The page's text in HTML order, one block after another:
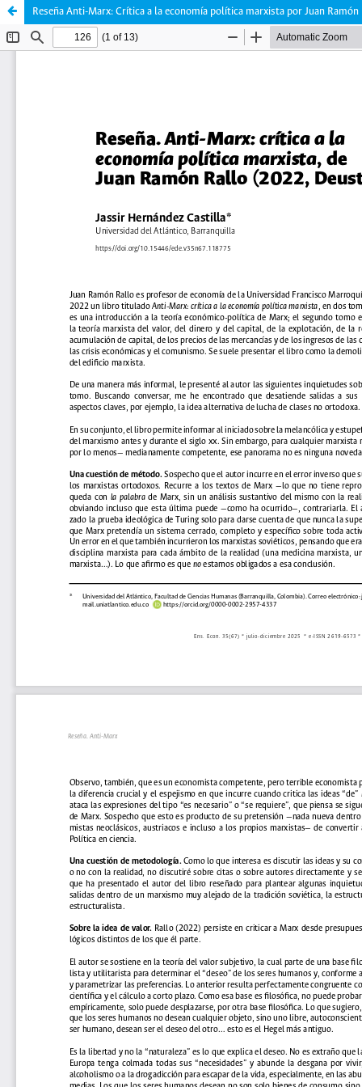
Reseña Anti-Marx: Crítica a la economía política marxista por Juan